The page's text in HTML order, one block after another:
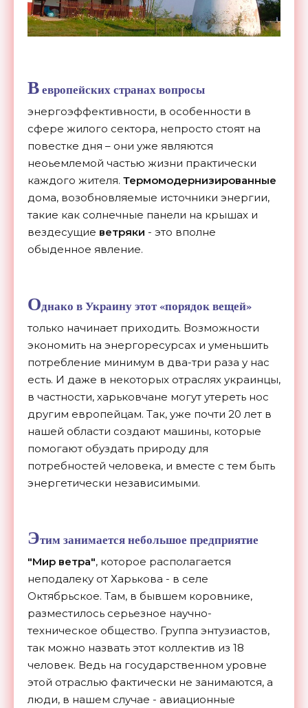
Вевропейских странах вопросы
энергоэффективности, в особенности в
сфере жилого сектора, непросто стоят на
повестке дня – они уже являются
неоьемлемой частью жизни практически
каждого жителя. Термомодернизированные
дома, возобновляемые источники энергии,
такие как солнечные панели на крышах и
вездесущие ветряки - это вполне
обыденное явление.
Однако в Украину этот «порядок вещей»
только начинает приходить. Возможности
экономить на энергоресурсах и уменьшить
потребление минимум в два-три раза у нас
есть. И даже в некоторых отраслях украинцы,
в частности, харьковчане могут утереть нос
другим европейцам. Так, уже почти 20 лет в
нашей области создают машины, которые
помогают обуздать природу для
потребностей человека, и вместе с тем быть
энергетически независимыми.
Этим занимается небольшое предприятие
"Мир ветра", которое располагается
неподалеку от Харькова - в селе
Октябрьское. Там, в бывшем коровнике,
разместилось серьезное научно-
техническое общество. Группа энтузиастов,
так можно назвать этот коллектив из 18
человек. Ведь на государственном уровне
этой отраслью фактически не занимаются, а
люди, в нашем случае - авиационные